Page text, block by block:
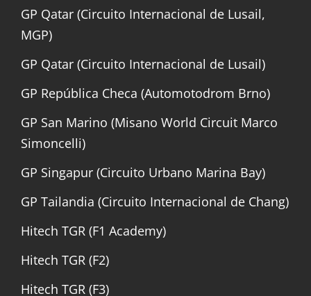
GP Qatar (Circuito Internacional de Lusail,
MGP)
GP Qatar (Circuito Internacional de Lusail)
GP República Checa (Automotodrom Brno)
GP San Marino (Misano World Circuit Marco
Simoncelli)
GP Singapur (Circuito Urbano Marina Bay)
GP Tailandia (Circuito Internacional de Chang)
Hitech TGR (F1 Academy)
Hitech TGR (F2)
Hitech TGR (F3)